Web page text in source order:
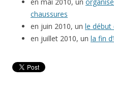
chaussures
en juin 2010, un le début
en juillet 2010, un la fin